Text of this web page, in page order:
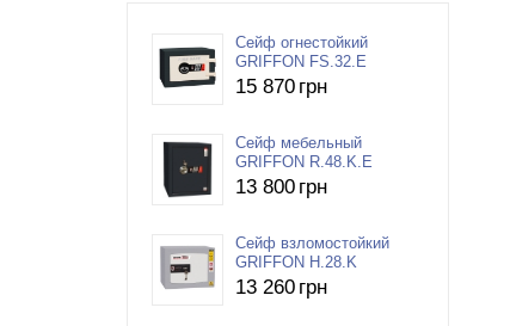
Сейф огнестойкий
GRIFFON FS.32.E
15 870 грн
Сейф мебельный
GRIFFON R.48.K.E
13 800 грн
Сейф взломостойкий
GRIFFON H.28.K
13 260 грн